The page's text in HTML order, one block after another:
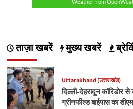
Weather from
ताज़ा खबरें मुख्य खबरें
Uttarakhand (उत्तराखंड)
दिल्ली-देहरादून कॉरिडोर
ग्रीनफील्ड बाईपास का